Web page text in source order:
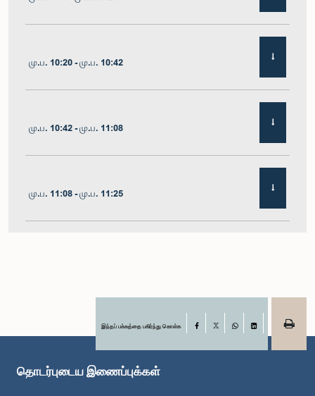
மு.ப. 10:20 - மு.ப. 10:42
மு.ப. 10:42 - மு.ப. 11:08
மு.ப. 11:08 - மு.ப. 11:25
மு.ப. 11:48 - பி.ப. 12:05இந்தப் பக்கத்தை பகிர்ந்து கொள்க Facebook
LinkedIn
தொடர்புடைய இணைப்புக்கள்